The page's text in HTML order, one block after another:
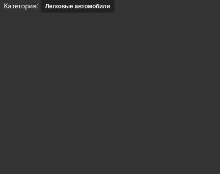
Категория: Легковые автомобили